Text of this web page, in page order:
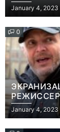
January 4, 2023
0
ИГР»
January 4, 2023